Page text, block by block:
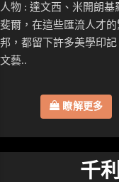
人物 : 達文西、米開朗基
斐爾，在這些匯流人才
邦，都留下許多美學印
文藝..
瞭解更多
千